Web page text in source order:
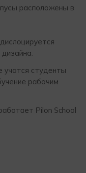
расположены в
учатся студенты
рабочим
Pilon School